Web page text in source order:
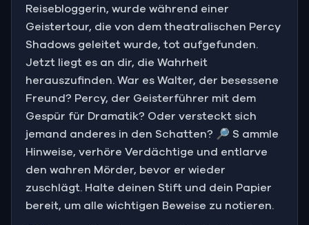
Reisebloggerin, wurde während einer
Geistertour, die von dem theatralischen Percy
Shadows geleitet wurde, tot aufgefunden.
Jetzt liegt es an dir, die Wahrheit
herauszufinden. War es Walter, der besessene
Freund? Percy, der Geisterführer mit dem
Gespür für Dramatik? Oder versteckt sich
jemand anderes in den Schatten? 🔎 S ammle
Hinweise, verhöre Verdächtige und entlarve
den wahren Mörder, bevor er wieder
zuschlägt. Halte deinen Stift und dein Papier
bereit, um alle wichtigen Beweise zu notieren.